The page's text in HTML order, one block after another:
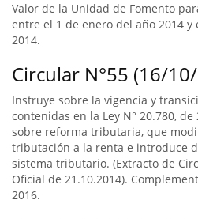
Valor de la Unidad de Fomento
entre el 1 de enero del año 2014
2014.
Circular N°55 (16/
Instruye sobre la vigencia y
contenidas en la Ley N° 20.780,
sobre reforma tributaria, que
tributación a la renta e introduce
sistema tributario. (Extracto de
Oficial de 21.10.2014).
2016.